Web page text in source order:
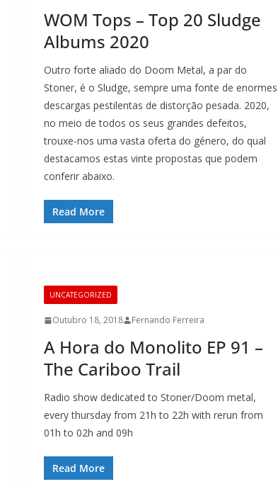
WOM Tops – Top 20 Sludge
Albums 2020
Outro forte aliado do Doom Metal, a par do
Stoner, é o Sludge, sempre uma fonte de enormes
descargas pestilentas de distorção pesada. 2020,
no meio de todos os seus grandes defeitos,
trouxe-nos uma vasta oferta do género, do qual
destacamos estas vinte propostas que podem
conferir abaixo.
Read More
UNCATEGORIZED
Outubro 18, 2018 Fernando Ferreira
A Hora do Monolito EP 91 –
The Cariboo Trail
Radio show dedicated to Stoner/Doom metal,
every thursday from 21h to 22h with rerun from
01h to 02h and 09h
Read More